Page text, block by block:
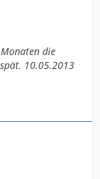
die
10.05.2013